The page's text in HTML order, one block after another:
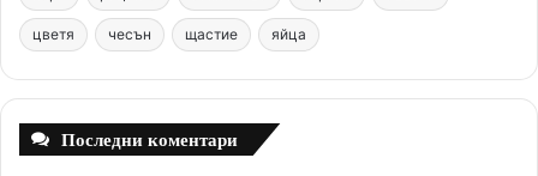
k
s
t
m
цветя чесън щастие яйца
Последни коментари